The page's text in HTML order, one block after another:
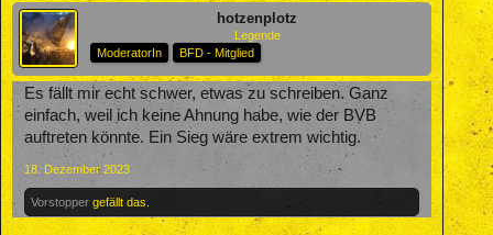
hotzenplotz
Legende
ModeratorIn
BFD - Mitglied
Es fällt mir echt schwer, etwas zu schreiben. Ganz
einfach, weil ich keine Ahnung habe, wie der BVB
auftreten könnte. Ein Sieg wäre extrem wichtig.
18. Dezember 2023
Vorstopper gefällt das.